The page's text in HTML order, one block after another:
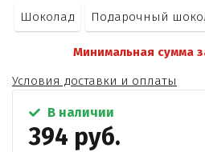
Шоколад Подарочный
Минимальная сумма
Условия доставки и оплаты
В наличии
394 руб.